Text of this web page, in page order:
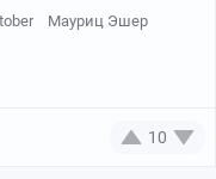
Мауриц Эшер
10